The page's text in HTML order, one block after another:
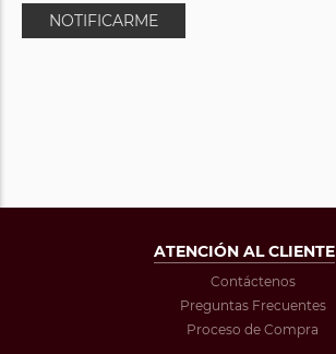
NOTIFICARME
ATENCIÓN AL CLIENTE
Contáctenos
Preguntas Frecuentes
Proceso de Compra